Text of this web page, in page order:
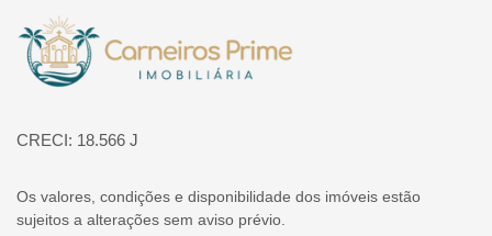
Página inicial
CRECI: 18.566 J
Os valores, condições e disponibilidade dos imóveis estão
sujeitos a alterações sem aviso prévio.